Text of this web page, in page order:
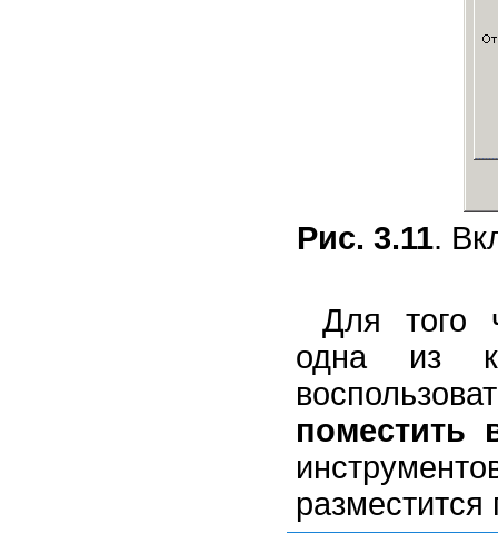
Рис. 3.11.
Для того
одна из
поместить